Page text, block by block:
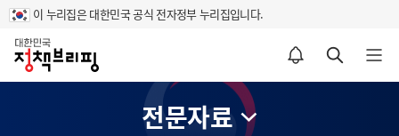
이 누리집은 대한민국 공식 전자정부 누리집입니다.
홈
알림설정 바로가기 검색 바로가기 메뉴 열기
전문자료